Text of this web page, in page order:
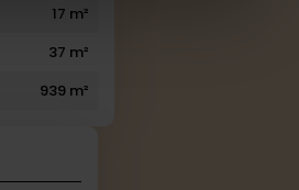
17 m²
37 m²
939 m²